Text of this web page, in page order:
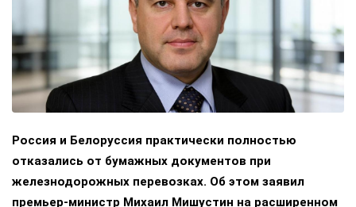
Россия и Белоруссия практически полностью
отказались от бумажных документов при
железнодорожных перевозках. Об этом заявил
премьер-министр Михаил Мишустин на расширенном